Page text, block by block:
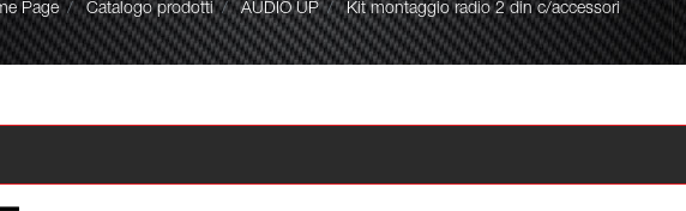
Page Catalogo prodotti AUDIO UP Kit montaggio radio 2 din c/accessori